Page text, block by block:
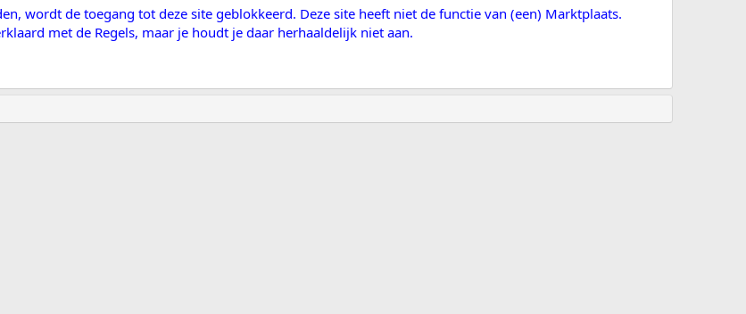
wordt de toegang tot deze site geblokkeerd. Deze site heeft niet de functie van (een) Marktplaats.
met de Regels, maar je houdt je daar herhaaldelijk niet aan.